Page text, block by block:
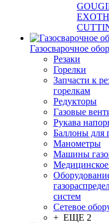
Газосварочное
Резаки
Горелки
Запчасти к
горелкам
Редукторы
Газовые
Рукава
Баллоны для
Манометры
Машины
Медицинское
систем
Сетевое
+ ЕЩЕ 2